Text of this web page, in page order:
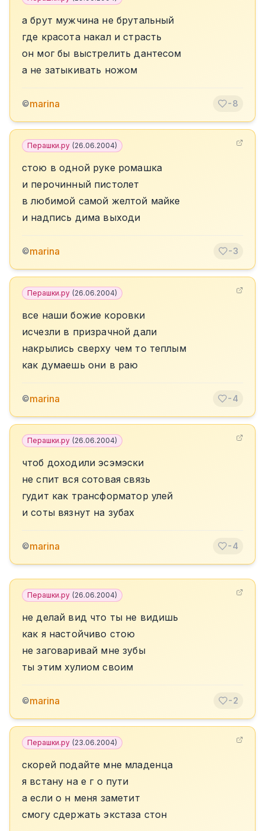
а брут мужчина не брутальный
где красота накал и страсть
он мог бы выстрелить дантесом
а не затыкивать ножом
©marina -8
Перашки.ру (26.06.2004)
стою в одной руке ромашка
и перочинный пистолет
в любимой самой желтой майке
и надпись дима выходи
©marina -3
Перашки.ру (26.06.2004)
все наши божие коровки
исчезли в призрачной дали
накрылись сверху чем то теплым
как думаешь они в раю
©marina -4
Перашки.ру (26.06.2004)
чтоб доходили эсэмэски
не спит вся сотовая связь
гудит как трансформатор улей
и соты вязнут на зубах
©marina -4
Перашки.ру (26.06.2004)
не делай вид что ты не видишь
как я настойчиво стою
не заговаривай мне зубы
ты этим хулиом своим
©marina -2
Перашки.ру (23.06.2004)
скорей подайте мне младенца
я встану на е г о пути
а если о н меня заметит
смогу сдержать экстаза стон